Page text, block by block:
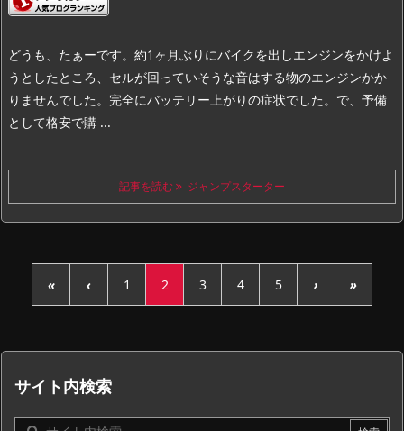
どうも、たぁーです。 約1ヶ月ぶりにバイクを出しエンジンをかけよ
うとしたところ、セルが回っていそうな音はする物のエンジンかか
りませんでした。 完全にバッテリー上がりの症状でした。 で、予備
として格安で購 ...
記事を読む ジャンプスターター
« ‹ 1 2 3 4 5 › »
サイト内検索